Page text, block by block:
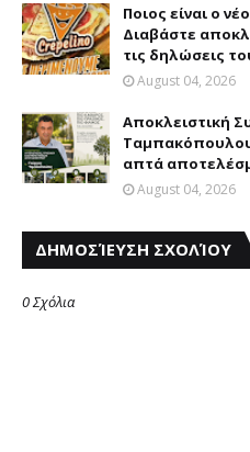
Ποιος είναι ο
Διαβάστε
τις δηλώσεις
August 04, 2026
Αποκλειστική
απτά
August 04, 2026
ΔΗΜΟΣΊΕΥΣΗ ΣΧΟΛΊΟΥ
0 Σχόλια